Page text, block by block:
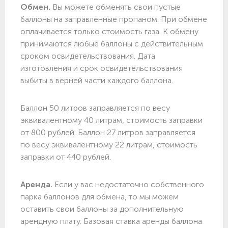
Обмен. Вы можете обменять свои пустые
баллоны на заправленные пропаном. При обмене
оплачивается только стоимость газа. К обмену
принимаются любые баллоны с действительным
сроком освидетельствования. Дата
изготовления и срок освидетельствования
выбиты в верней части каждого баллона.
Баллон 50 литров заправляется по весу
эквивалентному 40 литрам, стоимость заправки
от 800 рублей. Баллон 27 литров заправляется
по весу эквивалентному 22 литрам, стоимость
заправки от 440 рублей.
Аренда. Если у вас недостаточно собственного
парка баллонов для обмена, то мы можем
оставить свои баллоны за дополнительную
арендную плату. Базовая ставка аренды баллона